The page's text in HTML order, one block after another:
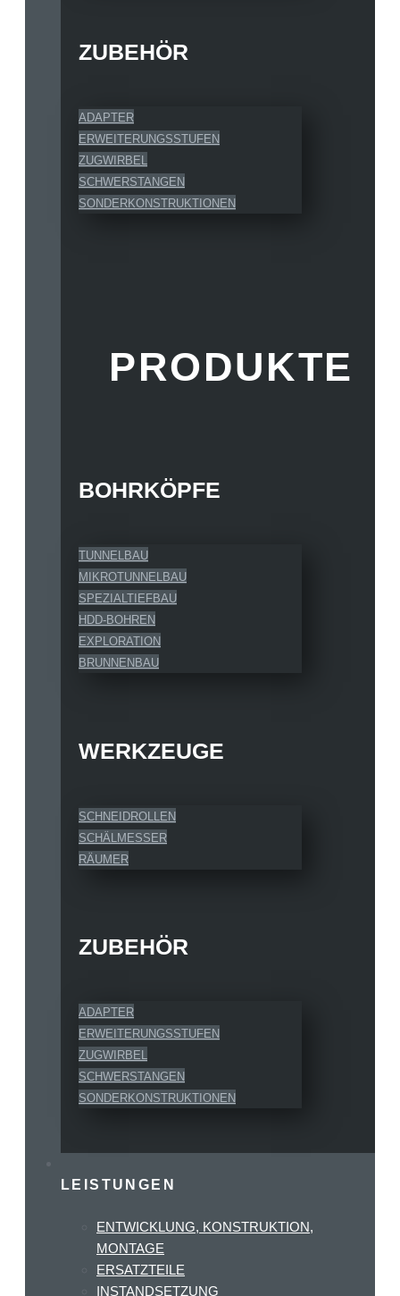
ZUBEHÖR
ADAPTER
ERWEITERUNGSSTUFEN
ZUGWIRBEL
SCHWERSTANGEN
SONDERKONSTRUKTIONEN
PRODUKTE
BOHRKÖPFE
TUNNELBAU
MIKROTUNNELBAU
SPEZIALTIEFBAU
HDD-BOHREN
EXPLORATION
BRUNNENBAU
WERKZEUGE
SCHNEIDROLLEN
SCHÄLMESSER
RÄUMER
ZUBEHÖR
ADAPTER
ERWEITERUNGSSTUFEN
ZUGWIRBEL
SCHWERSTANGEN
SONDERKONSTRUKTIONEN
LEISTUNGEN
ENTWICKLUNG, KONSTRUKTION,
MONTAGE
ERSATZTEILE
INSTANDSETZUNG